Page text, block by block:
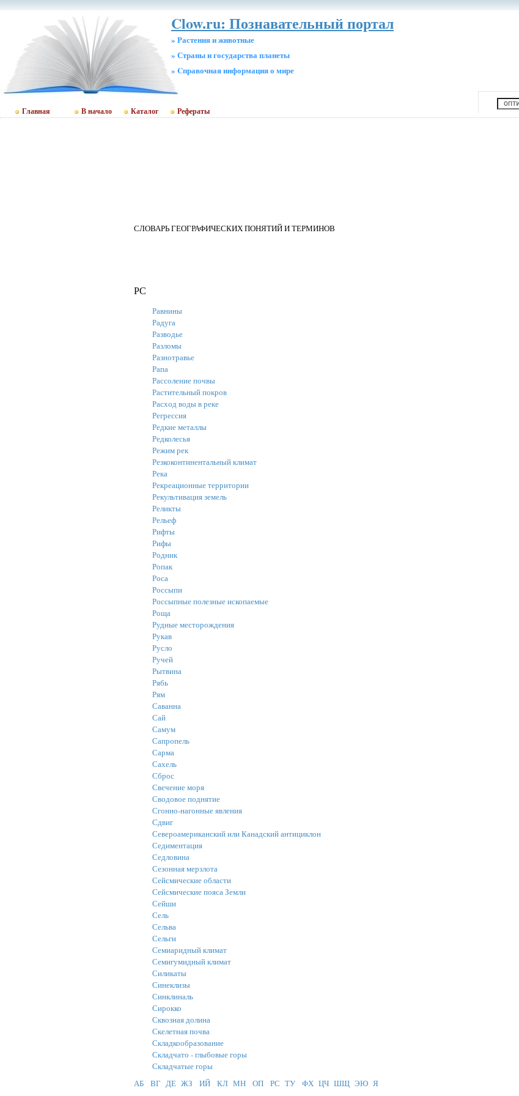
Clow.ru: Познавательный портал
» Растения и животные
» Страны и государства планеты
» Cправочная информация о мире
Главная В начало Каталог Рефераты
СЛОВАРЬ ГЕОГРАФИЧЕСКИХ ПОНЯТИЙ И ТЕРМИНОВ
РС
Равнины
Радуга
Разводье
Разломы
Разнотравье
Рапа
Рассоление почвы
Растительный покров
Расход воды в реке
Регрессия
Редкие металлы
Редколесья
Режим рек
Резкоконтинентальный климат
Река
Рекреационные территории
Рекультивация земель
Реликты
Рельеф
Рифты
Рифы
Родник
Ропак
Роса
Россыпи
Россыпные полезные ископаемые
Роща
Рудные месторождения
Рукав
Русло
Ручей
Рытвина
Рябь
Рям
Саванна
Сай
Самум
Сапропель
Сарма
Сахель
Сброс
Свечение моря
Сводовое поднятие
Сгонно-нагонные явления
Сдвиг
Североамериканский или Канадский антициклон
Седиментация
Седловина
Сезонная мерзлота
Сейсмические области
Сейсмические пояса Земли
Сейши
Сель
Сельва
Сельги
Семиаридный климат
Семигумидный климат
Силикаты
Синеклизы
Синклиналь
Сирокко
Сквозная долина
Скелетная почва
Складкообразование
Складчато - глыбовые горы
Складчатые горы
АБ
ВГ ДЕ ЖЗ ИЙ КЛ МН ОП РС ТУ ФХ ЦЧ ШЩ ЭЮ Я